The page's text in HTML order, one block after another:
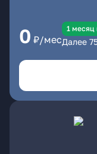
0 ₽/мес
1 месяц
Далее